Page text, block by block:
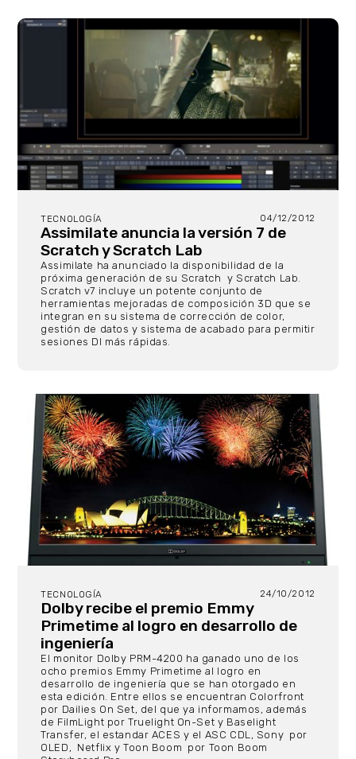
TECNOLOGÍA 04/12/2012
Assimilate anuncia la versión 7 de
Scratch y Scratch Lab
Assimilate ha anunciado la disponibilidad de la
próxima generación de su Scratch y Scratch Lab.
Scratch v7 incluye un potente conjunto de
herramientas mejoradas de composición 3D que se
integran en su sistema de corrección de color,
gestión de datos y sistema de acabado para permitir
sesiones DI más rápidas.
TECNOLOGÍA 24/10/2012
Dolby recibe el premio Emmy
Primetime al logro en desarrollo de
ingeniería
El monitor Dolby PRM-4200 ha ganado uno de los
ocho premios Emmy Primetime al logro en
desarrollo de ingeniería que se han otorgado en
esta edición. Entre ellos se encuentran Colorfront
por Dailies On Set, del que ya informamos, además
de FilmLight por Truelight On-Set y Baselight
Transfer, el estandar ACES y el ASC CDL, Sony por
OLED, Netflix y Toon Boom por Toon Boom